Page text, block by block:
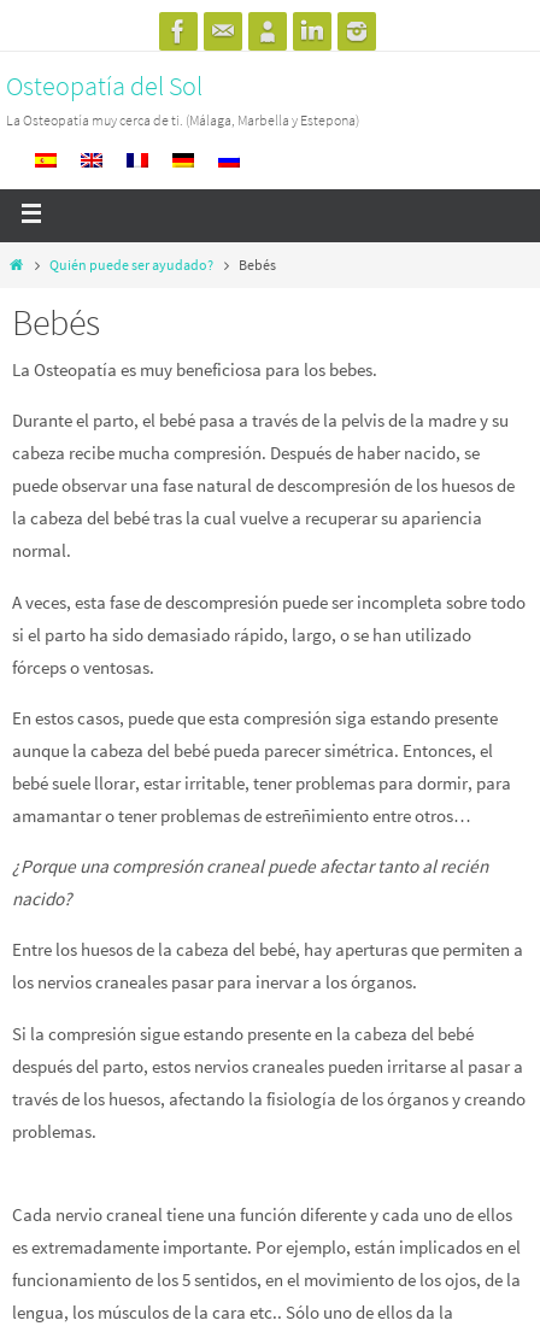
Osteopatía del Sol
La Osteopatía muy cerca de ti. (Málaga, Marbella y Estepona)
Quién puede ser ayudado? Bebés
Bebés
La Osteopatía es muy beneficiosa para los bebes.
Durante el parto, el bebé pasa a través de la pelvis de la madre y su
cabeza recibe mucha compresión. Después de haber nacido, se
puede observar una fase natural de descompresión de los huesos de
la cabeza del bebé tras la cual vuelve a recuperar su apariencia
normal.
A veces, esta fase de descompresión puede ser incompleta sobre todo
si el parto ha sido demasiado rápido, largo, o se han utilizado
fórceps o ventosas.
En estos casos, puede que esta compresión siga estando presente
aunque la cabeza del bebé pueda parecer simétrica. Entonces, el
bebé suele llorar, estar irritable, tener problemas para dormir, para
amamantar o tener problemas de estreñimiento entre otros…
¿Porque una compresión craneal puede afectar tanto al recién
nacido?
Entre los huesos de la cabeza del bebé, hay aperturas que permiten a
los nervios craneales pasar para inervar a los órganos.
Si la compresión sigue estando presente en la cabeza del bebé
después del parto, estos nervios craneales pueden irritarse al pasar a
través de los huesos, afectando la fisiología de los órganos y creando
problemas.
Cada nervio craneal tiene una función diferente y cada uno de ellos
es extremadamente importante. Por ejemplo, están implicados en el
funcionamiento de los 5 sentidos, en el movimiento de los ojos, de la
lengua, los músculos de la cara etc.. Sólo uno de ellos da la